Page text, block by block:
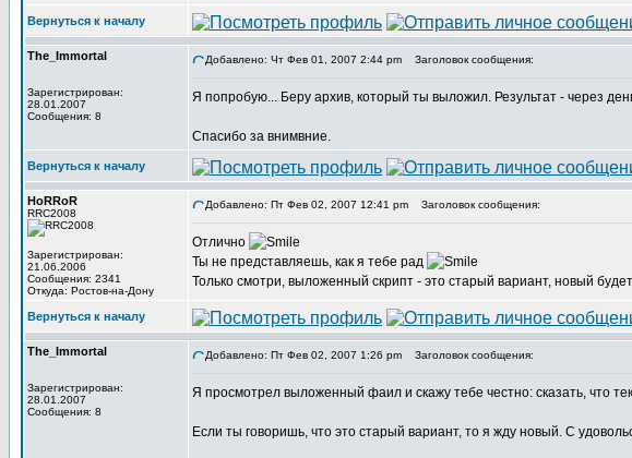
Вернуться к началу
The_Immortal
Зарегистрирован:
28.01.2007
Сообщения: 8
Добавлено: Чт Фев 01, 2007 2:44 pm Заголовок сообщения:
Я попробую... Беру архив, который ты выложил. Результат - через
Спасибо за внимвние.
Вернуться к началу
HoRRoR
RRC2008
Зарегистрирован:
21.06.2006
Сообщения: 2341
Откуда: Ростов-на-Дону
Добавлено: Пт Фев 02, 2007 12:41 pm Заголовок сообщения:
Отлично
Ты не представляешь, как я тебе рад
Только смотри, выложенный скрипт - это старый вариант, новый
Вернуться к началу
The_Immortal
Зарегистрирован:
28.01.2007
Сообщения: 8
Добавлено: Пт Фев 02, 2007 1:26 pm Заголовок сообщения:
Я просмотрел выложенный фаил и скажу тебе честно: сказать, что
Если ты говоришь, что это старый вариант, то я жду новый. С